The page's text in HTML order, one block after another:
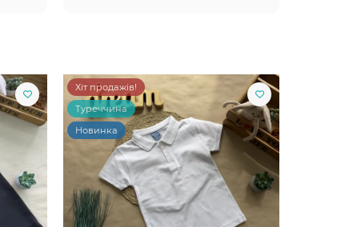
Хіт продажів!
Туреччина
Новинка